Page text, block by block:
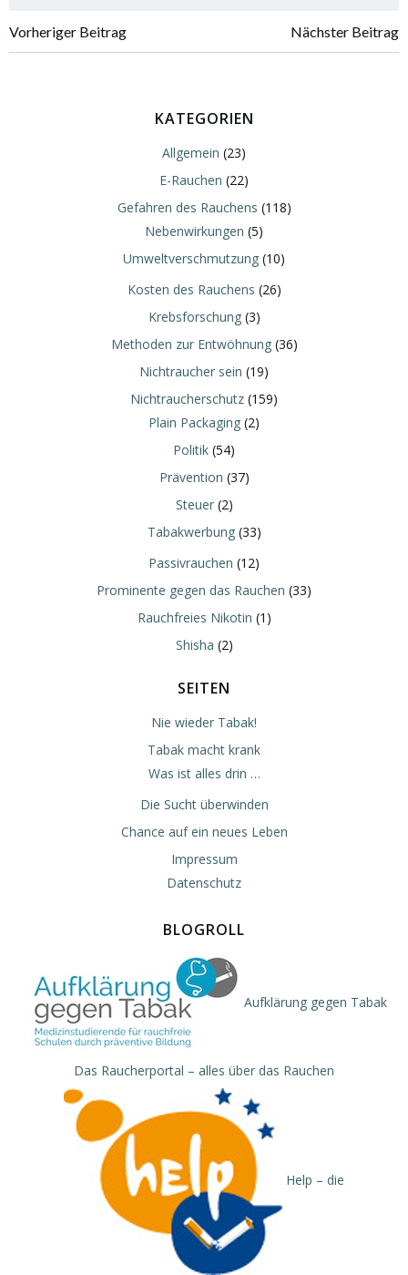
Vorheriger Beitrag Nächster Beitrag
KATEGORIEN
Allgemein (23)
E-Rauchen (22)
Gefahren des Rauchens (118)
Nebenwirkungen (5)
Umweltverschmutzung (10)
Kosten des Rauchens (26)
Krebsforschung(3)
Methoden zur Entwöhnung(36)
Nichtraucher sein (19)
Nichtraucherschutz (159)
Plain Packaging (2)
Politik (54)
Prävention (37)
Steuer(2)
Tabakwerbung(33)
Passivrauchen (12)
Prominente gegen das Rauchen (33)
Rauchfreies Nikotin (1)
Shisha (2)
SEITEN
Nie wieder Tabak!
Tabak macht krank
Was ist alles drin …
Die Sucht überwinden
Chance auf ein neues Leben
Impressum
Datenschutz
BLOGROLL
Aufklärung gegen Tabak
Das Raucherportal – alles über das Rauchen
Help – die